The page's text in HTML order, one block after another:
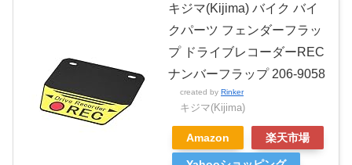
キジマ(Kijima) バイク バイ
クパーツ フェンダーフラッ
プ ドライブレコーダーREC
ナンバーフラップ 206-9058
created by Rinker
キジマ(Kijima)
Amazon 楽天市場